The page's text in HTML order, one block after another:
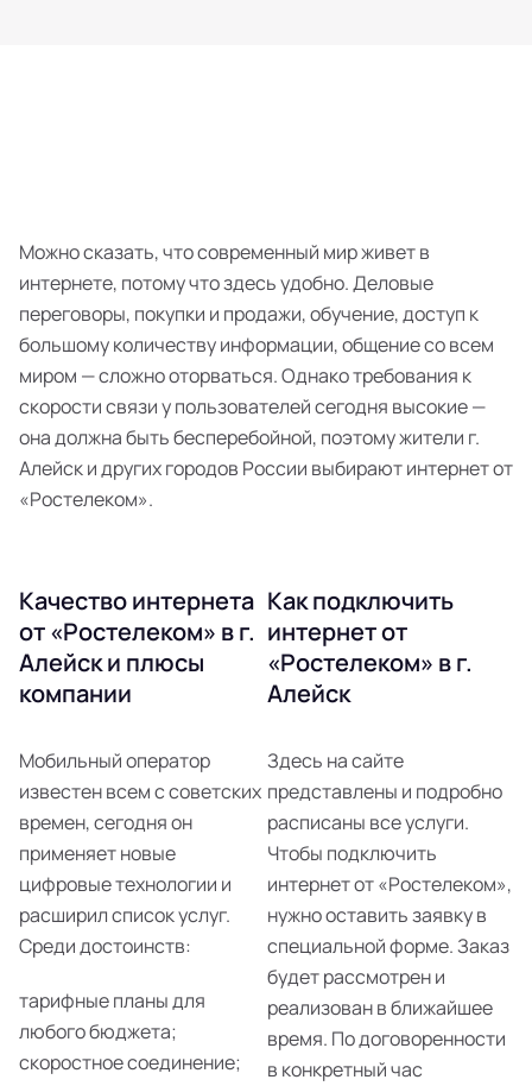
Можно сказать, что современный мир живет в
интернете, потому что здесь удобно. Деловые
переговоры, покупки и продажи, обучение, доступ к
большому количеству информации, общение со всем
миром — сложно оторваться. Однако требования к
скорости связи у пользователей сегодня высокие —
она должна быть бесперебойной, поэтому жители г.
Алейск и других городов России выбирают интернет от
«Ростелеком».
Качество интернета
от «Ростелеком» в г.
Алейск и плюсы
компании
Мобильный оператор
известен всем с советских
времен, сегодня он
применяет новые
цифровые технологии и
расширил список услуг.
Среди достоинств:
тарифные планы для
любого бюджета;
скоростное соединение;
Как подключить
интернет от
«Ростелеком» в г.
Алейск
Здесь на сайте
представлены и подробно
расписаны все услуги.
Чтобы подключить
интернет от «Ростелеком»,
нужно оставить заявку в
специальной форме. Заказ
будет рассмотрен и
реализован в ближайшее
время. По договоренности
в конкретный час